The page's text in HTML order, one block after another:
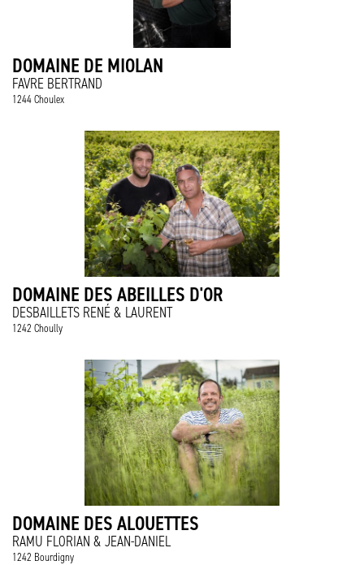
DOMAINE DE MIOLAN
FAVRE BERTRAND
1244 Choulex
DOMAINE DES ABEILLES D'OR
DESBAILLETS RENÉ & LAURENT
1242 Choully
DOMAINE DES ALOUETTES
RAMU FLORIAN & JEAN-DANIEL
1242 Bourdigny